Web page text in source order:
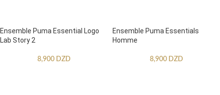
Ensemble Puma Essential Logo
Lab Story 2
8,900 DZD
Ensemble Puma Essentials
Homme
8,900 DZD